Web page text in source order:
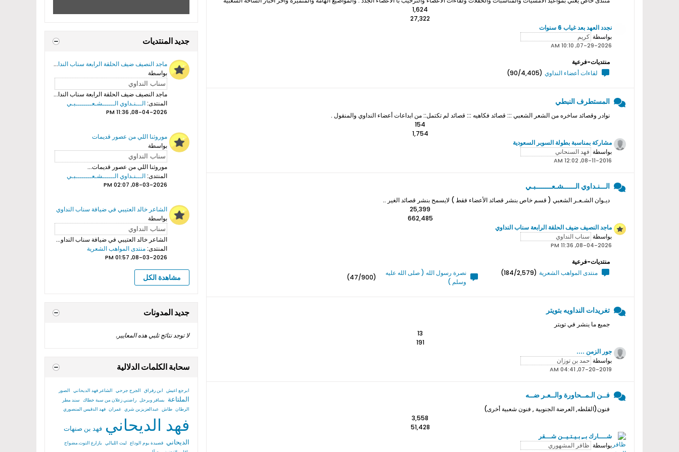
1,624
27,322
نجدد العهد بعد غياب 6 سنوات
بواسطة
07-29-2026, 10:10 AM
منتديات-فرعية
لقاءات أعضاء النداوي (90/4,405)
المستطرف النبطي
نوادر وقصائد ساخره من الشعر الشعبي ::: قصائد فكاهيه ::: قصائد لم تكتمل:: من ابداعات أعضاء النداوي والمنقول .
154
1,754
مشاركة بمناسبة بطولة السوبر السعودية
بواسطة
08-11-2016, 12:02 AM
الـــنـداوي الــــــشـعــــــــبـي
ديـوان الشـعـر الشعبي ( قسم خاص بنشر قصائد الأعضاء فقط ) لايسمح بنشر قصائد الغير ..
25,399
662,485
ماجد النصيف ضيف الحلقة الرابعة سناب النداوي
بواسطة
08-04-2026, 11:36 PM
منتديات-فرعية
منتدى المواهب الشعرية (184/2,579)
نصرة رسول الله ( صلى الله عليه
وسلم )
(47/900)
تغريدات النداويه بتويتر
جميع ما ينشر في تويتر
13
191
جور الزمن ....
بواسطة
07-20-2019, 04:41 AM
فــن الـمــحاورة والــعـر ضــه
فنون(القلطه, العرضة الجنوبية , فنون شعبية أخرى)
3,558
51,428
شــــارك بــِ بـيـتـيــن شـــقر
بواسطة
جديد المنتديات
ماجد النصيف ضيف الحلقة الرابعة سناب النداوي
بواسطة
ماجد النصيف ضيف الحلقة الرابعة سناب النداوي...
المنتدى:الـــنـداوي الــــــشـعــــــــبـي
08-04-2026, 11:36 PM
موروثنا اللي من عصور قديمات
بواسطة
موروثنا اللي من عصور قديمات...
المنتدى:الـــنـداوي الــــــشـعــــــــبـي
08-03-2026, 02:07 PM
الشاعر خالد العتيبي في ضيافة سناب النداوي
بواسطة
الشاعر خالد العتيبي في ضيافة سناب النداوي بروموهات فيديوهات...
المنتدى:منتدى المواهب الشعرية
08-03-2026, 01:57 PM
مشاهدة الكل
جديد المدونات
لا توجد نتائج تلبي هذه المعايير.
سحابة الكلمات الدلالية
ابرجع اعيش ابن رقراق الجرح جرحي الشاعر فهد الديحاني الصور
الملتاعة بسافر وبرحل راضني زعلان من سبة خطاك سند مطر
الرطان طاش عبدالعزيزبن شري غمران فهد الدقيس المنصوري
فهد الديحاني فهد بن صنهات
الديحاني قصيدة يوم الوداع ليت الليالي يازارع التوت.مضواح